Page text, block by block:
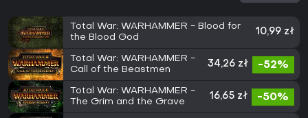
Total War: WARHAMMER - Blood for
the Blood God
10,99 zł
Total War: WARHAMMER -
Call of the Beastmen
34,26 zł -52%
Total War: WARHAMMER -
The Grim and the Grave
16,65 zł -50%